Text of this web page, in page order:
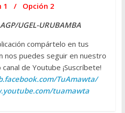
1
/ Opción 2
UGEL-URUBAMBA
compártelo en tus
nos puedes seguir en nuestro
de Youtube ¡Suscríbete!
TuAmawta/
tuamawta